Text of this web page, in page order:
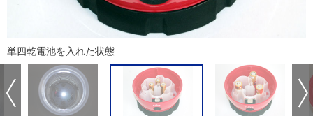
単四乾電池を入れた状態